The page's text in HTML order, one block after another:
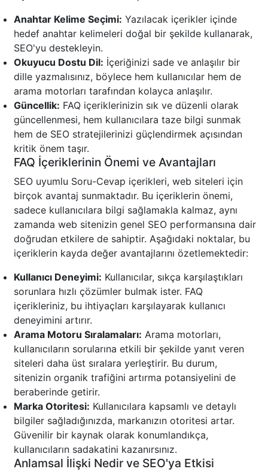
Anahtar Kelime Seçimi: Yazılacak içerikler içinde
hedef anahtar kelimeleri doğal bir şekilde kullanarak,
SEO'yu destekleyin.
Okuyucu Dostu Dil: İçeriğinizi sade ve anlaşılır bir
dille yazmalısınız, böylece hem kullanıcılar hem de
arama motorları tarafından kolayca anlaşılır.
Güncellik: FAQ içeriklerinizin sık ve düzenli olarak
güncellenmesi, hem kullanıcılara taze bilgi sunmak
hem de SEO stratejilerinizi güçlendirmek açısından
kritik önem taşır.
FAQ İçeriklerinin Önemi ve Avantajları
SEO uyumlu Soru-Cevap içerikleri, web siteleri için
birçok avantaj sunmaktadır. Bu içeriklerin önemi,
sadece kullanıcılara bilgi sağlamakla kalmaz, aynı
zamanda web sitenizin genel SEO performansına dair
doğrudan etkilere de sahiptir. Aşağıdaki noktalar, bu
içeriklerin kayda değer avantajlarını özetlemektedir:
Kullanıcı Deneyimi: Kullanıcılar, sıkça karşılaştıkları
sorunlara hızlı çözümler bulmak ister. FAQ
içerikleriniz, bu ihtiyaçları karşılayarak kullanıcı
deneyimini artırır.
Arama Motoru Sıralamaları: Arama motorları,
kullanıcıların sorularına etkili bir şekilde yanıt veren
siteleri daha üst sıralara yerleştirir. Bu durum,
sitenizin organik trafiğini artırma potansiyelini de
beraberinde getirir.
Marka Otoritesi: Kullanıcılara kapsamlı ve detaylı
bilgiler sağladığınızda, markanızın otoritesi artar.
Güvenilir bir kaynak olarak konumlandıkça,
kullanıcıların sadakatini kazanırsınız.
Anlamsal İlişki Nedir ve SEO'ya Etkisi